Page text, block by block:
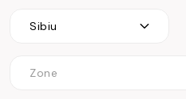
Sibiu
Zone